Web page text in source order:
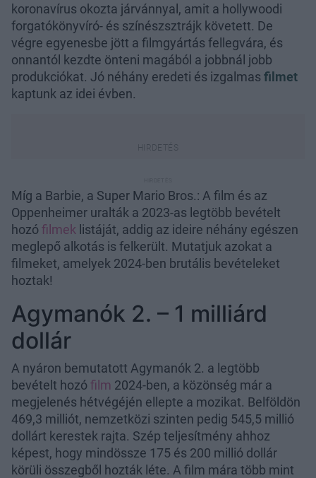
koronavírus okozta járvánnyal, amit a hollywoodi
forgatókönyvíró- és színészsztrájk követett. De
végre egyenesbe jött a filmgyártás fellegvára, és
onnantól kezdte önteni magából a jobbnál jobb
produkciókat. Jó néhány eredeti és izgalmas filmet
kaptunk az idei évben.
Míg a Barbie, a Super Mario Bros.: A film és az
Oppenheimer uralták a 2023-as legtöbb bevételt
hozó filmek listáját, addig az ideire néhány egészen
meglepő alkotás is felkerült. Mutatjuk azokat a
filmeket, amelyek 2024-ben brutális bevételeket
hoztak!
Agymanók 2. – 1 milliárd
dollár
A nyáron bemutatott Agymanók 2. a legtöbb
bevételt hozó film 2024-ben, a közönség már a
megjelenés hétvégéjén ellepte a mozikat. Belföldön
469,3 milliót, nemzetközi szinten pedig 545,5 millió
dollárt kerestek rajta. Szép teljesítmény ahhoz
képest, hogy mindössze 175 és 200 millió dollár
körüli összegből hozták léte. A film mára több mint